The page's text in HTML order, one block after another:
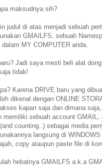
maksudnya sih?
judul di atas menjadi sebuah
GMAILFS, sebuah
dalam MY COMPUTER anda.
Jadi saya mesti beli alat
tidak!
Karena DRIVE baru yang
dikenal dengan ONLINE
kapan saja dan dimana
memiliki sebuah account
counting..) sebagai media
langsung di
copy ataupun paste file di
hebatnya GMAILFS a.k.a